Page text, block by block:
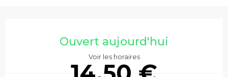
Ouvert aujourd'hui
Voir les horaires